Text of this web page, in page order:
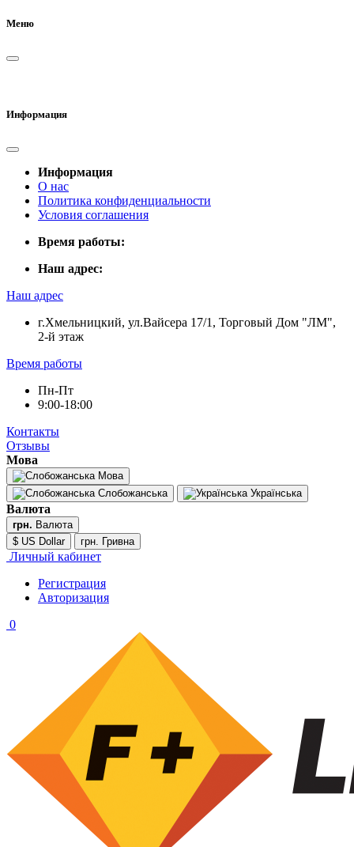
Меню
Информация
Информация
О нас
Политика конфиденциальности
Условия соглашения
Время работы:
Наш адрес:
Наш адрес
г.Хмельницкий, ул.Вайсера 17/1, Торговый Дом "ЛМ",
2-й этаж
Время работы
Пн-Пт
9:00-18:00
Контакты
Отзывы
Мова
Мова
Слобожанська
Українська
Валюта
грн. Валюта
$ US Dollar
грн. Гривна
Личный кабинет
Регистрация
Авторизация
0